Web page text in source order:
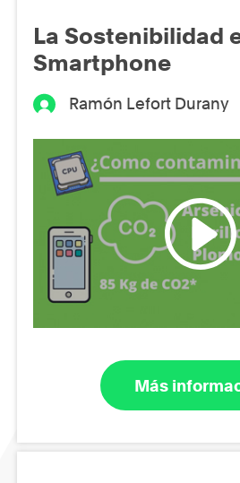
La Sostenibilidad
Smartphone
Ramón Lefort Durany
Más